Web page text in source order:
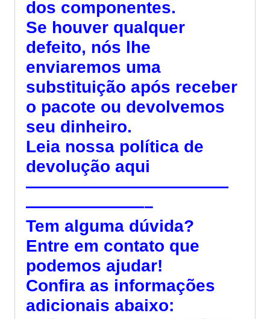
dos componentes.
Se houver qualquer
defeito, nós lhe
enviaremos uma
substituição após receber
o pacote ou devolvemos
seu dinheiro.
Leia nossa política de
devolução aqui
————————————
———————–
Tem alguma dúvida?
Entre em contato que
podemos ajudar!
Confira as informações
adicionais abaixo: